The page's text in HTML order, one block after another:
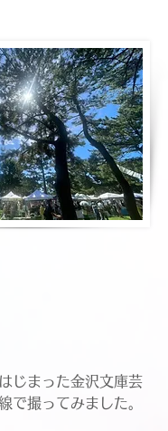
じまった金沢文庫芸
で撮ってみました。